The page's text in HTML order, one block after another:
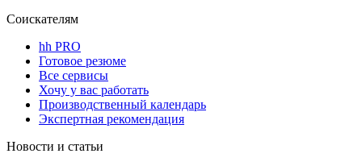
Соискателям
hh PRO
Готовое резюме
Все сервисы
Хочу у вас работать
Производственный календарь
Экспертная рекомендация
Новости и статьи